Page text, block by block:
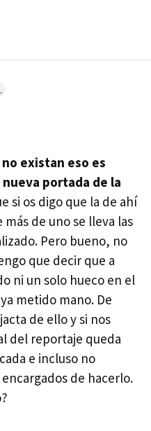
existan eso es
portada de la
si os digo que la de ahí
más de uno se lleva las
Pero bueno, no
que decir que a
ni un solo hueco en el
metido mano. De
de ello y si nos
del reportaje queda
e incluso no
de hacerlo.